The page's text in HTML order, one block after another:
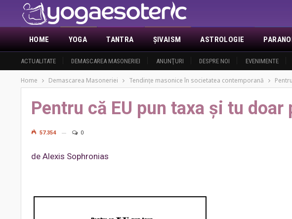
HOME
ACTUALITATE DEMASCAREA MASONERIEI ANUNŢURI DESPRE NOI EVENIMENTE
YOGA TANTRA ŞIVAISM ASTROLOGIE
Home Demascarea Masoneriei Tendinţe masonice în societatea contemporană
Pentru că EU pun taxa și tu
57.354 0
de Alexis Sophronias